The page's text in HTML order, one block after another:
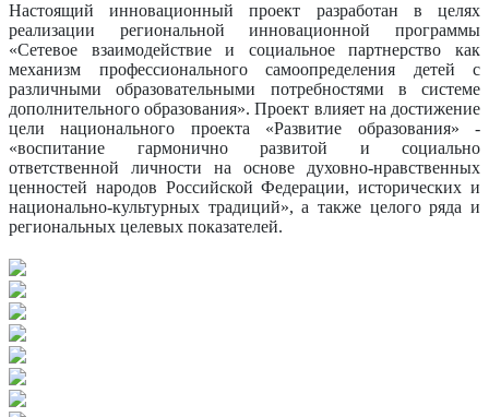
Настоящий инновационный проект разработан в целях
реализации региональной инновационной программы
«Сетевое взаимодействие и социальное партнерство как
механизм профессионального самоопределения детей с
различными образовательными потребностями в системе
дополнительного образования». Проект влияет на достижение
цели национального проекта «Развитие образования» -
«воспитание гармонично развитой и социально
ответственной личности на основе духовно-нравственных
ценностей народов Российской Федерации, исторических и
национально-культурных традиций», а также целого ряда и
региональных целевых показателей.